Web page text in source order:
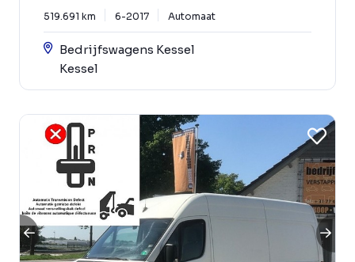
519.691 km 6-2017 Automaat
Bedrijfswagens Kessel
Kessel